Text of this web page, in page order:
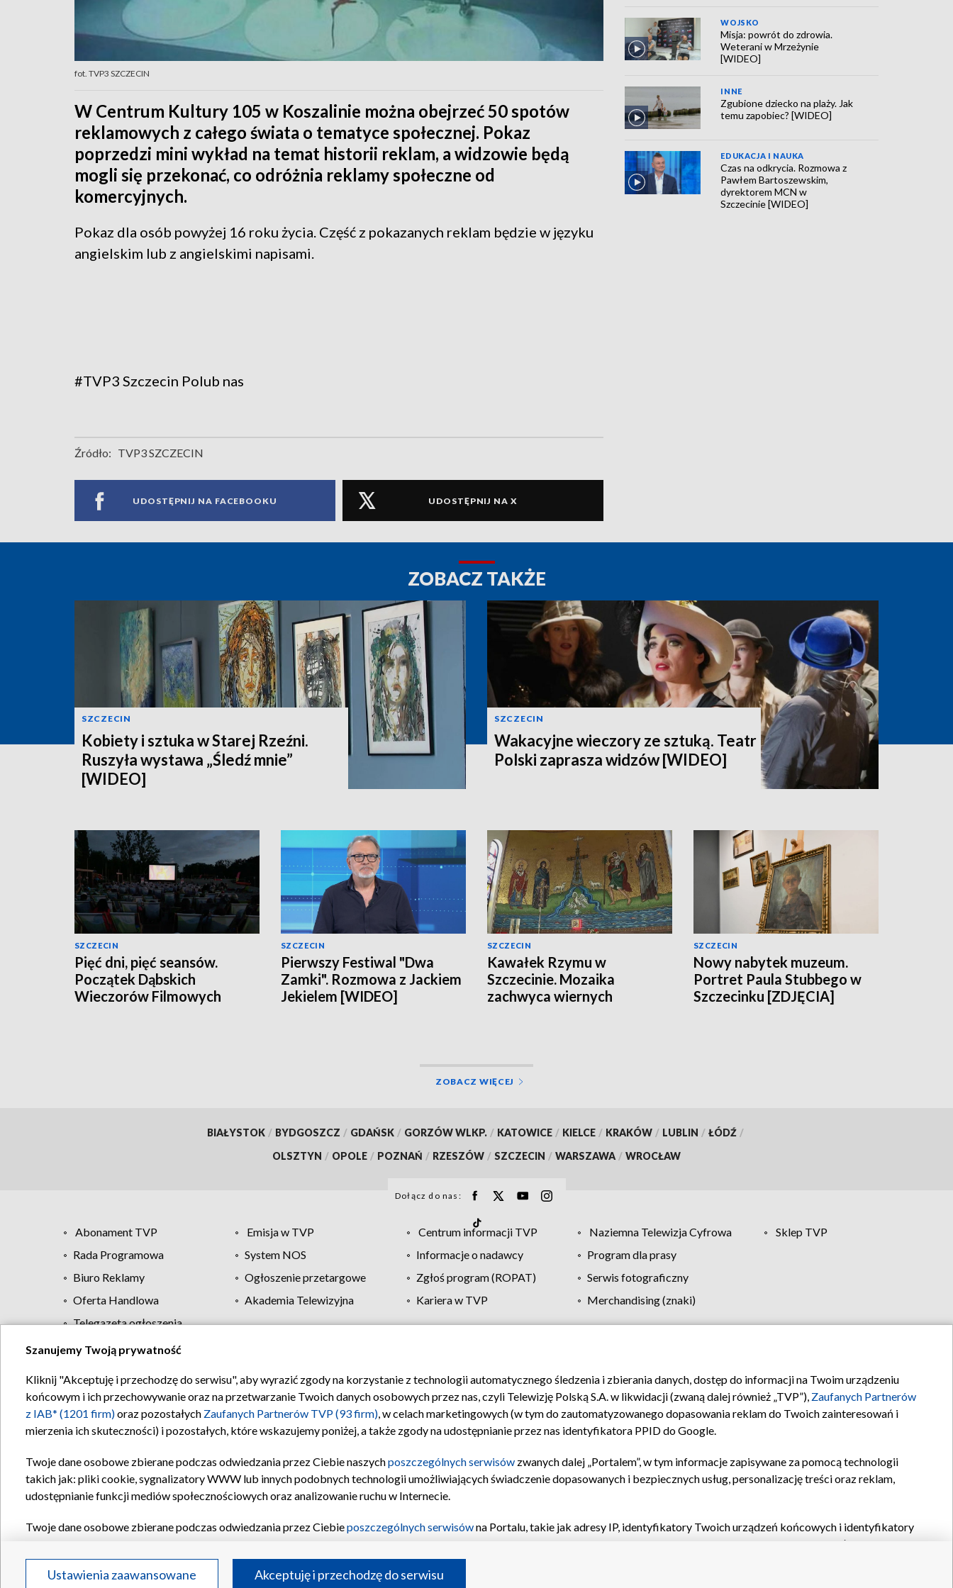
fot. TVP3 SZCZECIN
W Centrum Kultury 105 w Koszalinie można obejrzeć 50 spotów
reklamowych z całego świata o tematyce społecznej. Pokaz
poprzedzi mini wykład na temat historii reklam, a widzowie będą
mogli się przekonać, co odróżnia reklamy społeczne od
komercyjnych.
Pokaz dla osób powyżej 16 roku życia. Część z pokazanych reklam będzie w języku
angielskim lub z angielskimi napisami.
#TVP3 Szczecin Polub nas
Źródło: TVP3 SZCZECIN
UDOSTĘPNIJ NA FACEBOOKU UDOSTĘPNIJ NA X
WOJSKO
Misja: powrót do zdrowia.
Weterani w Mrzeżynie
[WIDEO]
INNE
Zgubione dziecko na plaży. Jak
temu zapobiec? [WIDEO]
EDUKACJA I NAUKA
Czas na odkrycia. Rozmowa z
Pawłem Bartoszewskim,
dyrektorem MCN w
Szczecinie [WIDEO]
ZOBACZ TAKŻE
SZCZECIN
Kobiety i sztuka w Starej Rzeźni.
Ruszyła wystawa „Śledź mnie”
[WIDEO]
SZCZECIN
Wakacyjne wieczory ze sztuką. Teatr
Polski zaprasza widzów [WIDEO]
SZCZECIN
Pięć dni, pięć seansów.
Początek Dąbskich
Wieczorów Filmowych
SZCZECIN
Pierwszy Festiwal "Dwa
Zamki". Rozmowa z Jackiem
Jekielem [WIDEO]
SZCZECIN
Kawałek Rzymu w
Szczecinie. Mozaika
zachwyca wiernych
SZCZECIN
Nowy nabytek muzeum.
Portret Paula Stubbego w
Szczecinku [ZDJĘCIA]
ZOBACZ WIĘCEJ
BIAŁYSTOK / BYDGOSZCZ / GDAŃSK / GORZÓW WLKP. / KATOWICE / KIELCE / KRAKÓW / LUBLIN / ŁÓDŹ /
OLSZTYN / OPOLE / POZNAŃ / RZESZÓW / SZCZECIN / WARSZAWA / WROCŁAW
Dołącz do nas:
Abonament TVP Emisja w TVP Centrum informacji TVP Naziemna Telewizja Cyfrowa
Sklep TVP
Rada Programowa
System NOS Informacje o nadawcy
Program dla prasy
Biuro Reklamy
Ogłoszenie przetargowe Zgłoś program (ROPAT)
Serwis fotograficzny
Oferta Handlowa
Akademia Telewizyjna Kariera w TVP
Merchandising (znaki)
Telegazeta ogłoszenia
Regulamin TVP Polityka prywatności Moje zgody Pomoc Biuro reklamy Kontakt
Szanujemy Twoją prywatność
Kliknij "Akceptuję i przechodzę do serwisu", aby wyrazić zgody na korzystanie z technologii automatycznego śledzenia i zbierania danych, dostęp do informacji na Twoim urządzeniu
końcowym i ich przechowywanie oraz na przetwarzanie Twoich danych osobowych przez nas, czyli Telewizję Polską S.A. w likwidacji (zwaną dalej również „TVP”), Zaufanych Partnerów
z IAB* (1201 firm)oraz pozostałych Zaufanych Partnerów TVP (93 firm), w celach marketingowych (w tym do zautomatyzowanego dopasowania reklam do Twoich zainteresowań i
mierzenia ich skuteczności) i pozostałych, które wskazujemy poniżej, a także zgody na udostępnianie przez nas identyfikatora PPID do Google.
Twoje dane osobowe zbierane podczas odwiedzania przez Ciebie naszychposzczególnych serwisów zwanych dalej „Portalem”, w tym informacje zapisywane za pomocą technologii
takich jak: pliki cookie, sygnalizatory WWW lub innych podobnych technologii umożliwiających świadczenie dopasowanych i bezpiecznych usług, personalizację treści oraz reklam,
udostępnianie funkcji mediów społecznościowych oraz analizowanie ruchu w Internecie.
Twoje dane osobowe zbierane podczas odwiedzania przez Ciebieposzczególnych serwisówna Portalu, takie jak adresy IP, identyfikatory Twoich urządzeń końcowych i identyfikatory
oraz pozostałych
Partnerów TVPdla realizacji następujących celów i funkcji: przechowywania informacji na urządzeniu lub dostęp do nich, wyboru podstawowych reklam, wyboru spersonalizowanych
reklam, tworzenia profilu spersonalizowanych reklam, tworzenia profilu spersonalizowanych treści, wyboru spersonalizowanych treści, pomiaru wydajności reklam, pomiaru wydajności
Ustawienia zaawansowane Akceptuję i przechodzę do serwisu